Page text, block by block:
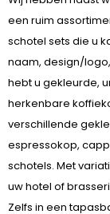
een ruim
schotel sets die u
naam, design/
hebt u gekleurde,
herkenbare
verschillende
espressokop,
schotels. Met
uw hotel of
Zelfs in een
4
1
Meer opties